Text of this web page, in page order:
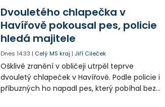
Dvouletého chlapečka v
Havířově pokousal pes, policie
hledá majitele
Dnes 14:33 | Celý MS kraj |Jiří Cileček
Ošklivé zranění v obličeji utrpěl teprve
dvouletý chlapeček v Havířově. Podle policie i
příbuzných ho napadl pes, který pobíhal bez